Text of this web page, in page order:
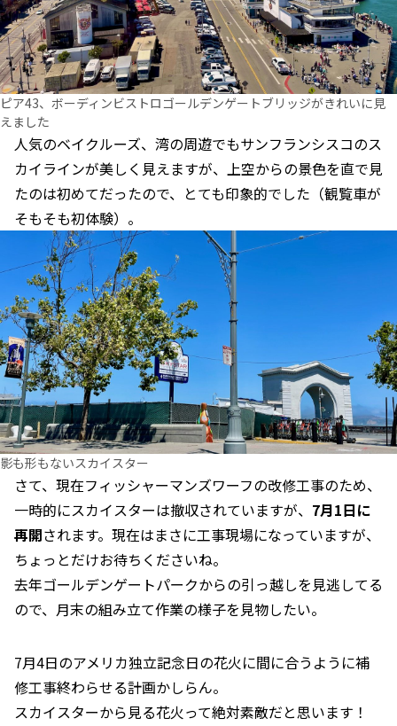
ピア43、ボーディンビストロゴールデンゲートブリッジがきれいに見
えました
人気のベイクルーズ、湾の周遊でもサンフランシスコのス
カイラインが美しく見えますが、上空からの景色を直で見
たのは初めてだったので、とても印象的でした（観覧車が
そもそも初体験）。
影も形もないスカイスター
さて、現在フィッシャーマンズワーフの改修工事のため、
一時的にスカイスターは撤収されていますが、 7月1日に
再開されます。現在はまさに工事現場になっていますが、
ちょっとだけお待ちくださいね。
去年ゴールデンゲートパークからの引っ越しを見逃してる
ので、月末の組み立て作業の様子を見物したい。
7月4日のアメリカ独立記念日の花火に間に合うように補
修工事終わらせる計画かしらん。
スカイスターから見る花火って絶対素敵だと思います！